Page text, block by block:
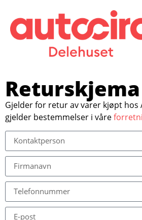
Returskjema
Gjelder for retur av varer kjøpt hos
gjelder bestemmelser i våre